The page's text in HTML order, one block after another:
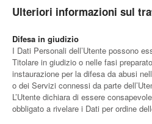
Ulteriori informazioni sul
Difesa in giudizio
I Dati Personali dell’Utente possono
Titolare in giudizio o nelle fasi
instaurazione per la difesa da abusi
o dei Servizi connessi da parte
L’Utente dichiara di essere
obbligato a rivelare i Dati per ordine